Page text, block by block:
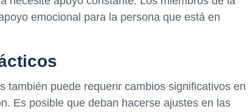
emocional para la persona que está en
también puede requerir cambios significativos en
Es posible que deban hacerse ajustes en las